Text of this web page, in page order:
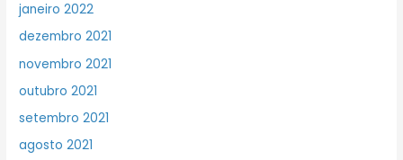
janeiro 2022
dezembro 2021
novembro 2021
outubro 2021
setembro 2021
agosto 2021